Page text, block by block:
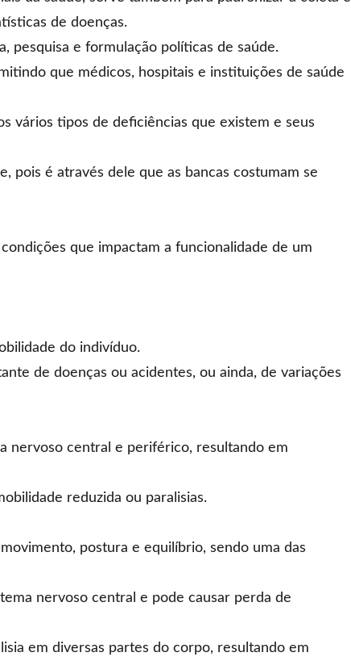
de doenças.
pesquisa e formulação políticas de saúde.
que médicos, hospitais e instituições de saúde
vários tipos de deficiências que existem e seus
pois é através dele que as bancas costumam se
que impactam a funcionalidade de um
do indivíduo.
de doenças ou acidentes, ou ainda, de variações
nervoso central e periférico, resultando em
reduzida ou paralisias.
postura e equilíbrio, sendo uma das
nervoso central e pode causar perda de
em diversas partes do corpo, resultando em